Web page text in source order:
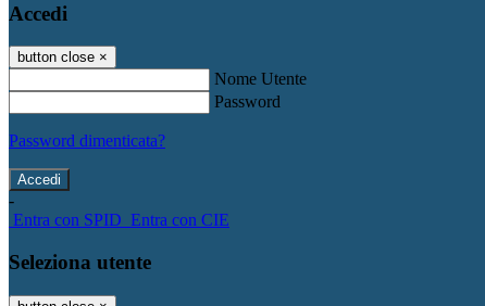
Accedi
button close ×
Nome Utente
Password
Password dimenticata?
-
Entra con SPID Entra con CIE
Seleziona utente